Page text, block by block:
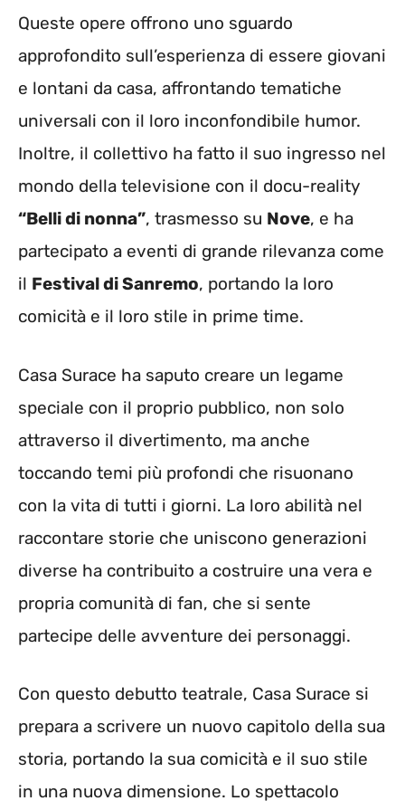
Queste opere offrono uno sguardo
approfondito sull’esperienza di essere giovani
e lontani da casa, affrontando tematiche
universali con il loro inconfondibile humor.
Inoltre, il collettivo ha fatto il suo ingresso nel
mondo della televisione con il docu-reality
“Belli di nonna”, trasmesso su Nove, e ha
partecipato a eventi di grande rilevanza come
il Festival di Sanremo, portando la loro
comicità e il loro stile in prime time.
Casa Surace ha saputo creare un legame
speciale con il proprio pubblico, non solo
attraverso il divertimento, ma anche
toccando temi più profondi che risuonano
con la vita di tutti i giorni. La loro abilità nel
raccontare storie che uniscono generazioni
diverse ha contribuito a costruire una vera e
propria comunità di fan, che si sente
partecipe delle avventure dei personaggi.
Con questo debutto teatrale, Casa Surace si
prepara a scrivere un nuovo capitolo della sua
storia, portando la sua comicità e il suo stile
in una nuova dimensione. Lo spettacolo